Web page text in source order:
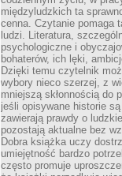
międzyludzkich ta
cenna. Czytanie pomaga
ludzi. Literatura,
psychologiczne i
bohaterów, ich lęki,
Dzięki temu czytelnik
wybory nieco szerzej, z
mniejszą skłonnością do
jeśli opisywane historie
zawierają prawdy o
pozostają aktualne bez
Dobra książka uczy
umiejętność bardzo
często promuje